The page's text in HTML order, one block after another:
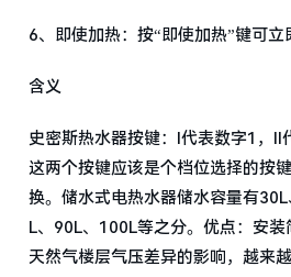
6、即使加热：按“即使加热”键可立
含义
史密斯热水器按键：I代表数字1，II
这两个按键应该是个档位选择的按
换。储水式电热水器储水容量有
L、90L、100L等之分。优点：安
天然气楼层气压差异的影响，越来